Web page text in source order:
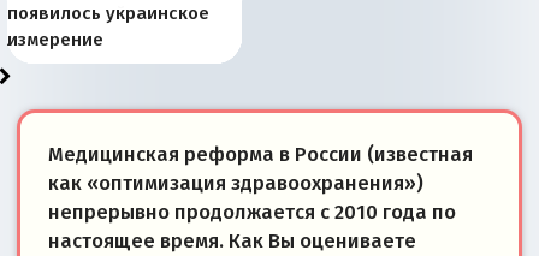
Запада рассказала о
«переобувании» хозяев
перемены: 15 шагов к
суверенной экономике
Европы
сбрасывать балласт
Анкориджа
года: первые уступки во
внутренней политике
сегодня
Варшаве не поможет её
отношениям с Россией?
современной истории
Южной Осетии
появилось украинское
измерение
Медицинская реформа в России (известная
как «оптимизация здравоохранения»)
непрерывно продолжается с 2010 года по
настоящее время. Как Вы оцениваете